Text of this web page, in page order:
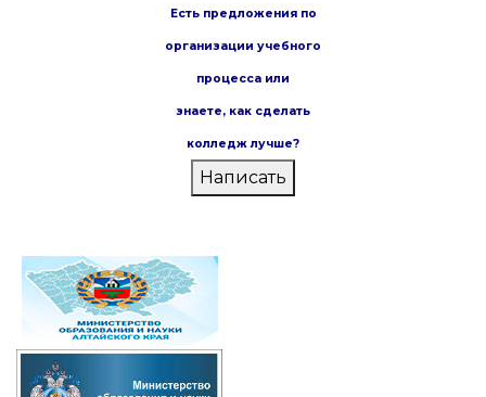
Есть предложения по
организации учебного
процесса или
знаете, как сделать
колледж лучше?
Написать